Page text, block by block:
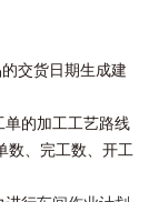
交货日期生成建
的加工工艺路线
数、完工数、开工